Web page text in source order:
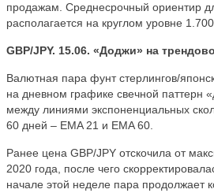
продажам. Среднесрочный ориентир
располагается на круглом уровне
GBP/JPY. 15.06. «Доджи» на
Валютная пара фунт стерлингов/
на дневном графике свечной паттерн
между линиями экспоненциальных
60 дней – EMA 21 и EMA 60.
Ранее цена GBP/JPY отскочила от
2020 года, после чего
начале этой неделе пара продолжает